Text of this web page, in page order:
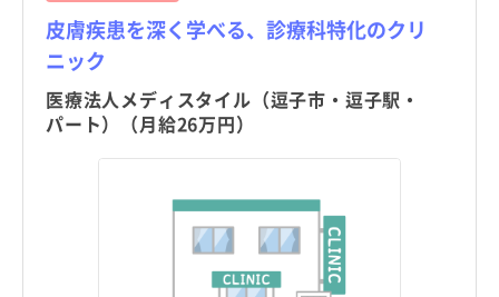
皮膚疾患を深く学べる、診療科特化のクリ
ニック
医療法人メディスタイル（逗子市・逗子駅・
パート）（月給26万円）